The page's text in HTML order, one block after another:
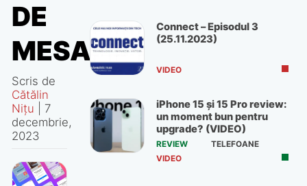
DE
MESAJE
Scris de
Cătălin
Nițu
7
decembrie,
2023
Connect – Episodul 3
(25.11.2023)
VIDEO
iPhone 15 și 15 Pro review:
un moment bun pentru
upgrade? (VIDEO)
REVIEW
TELEFOANE
VIDEO